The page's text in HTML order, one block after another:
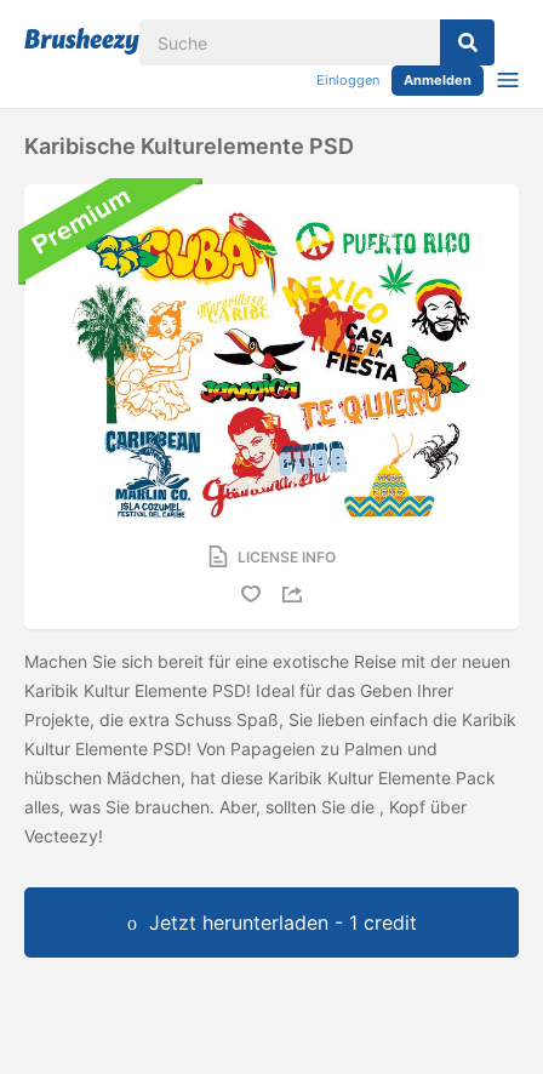
Einloggen Anmelden
Karibische Kulturelemente PSD
LICENSE INFO
Machen Sie sich bereit für eine exotische Reise mit der neuen
Karibik Kultur Elemente PSD! Ideal für das Geben Ihrer
Projekte, die extra Schuss Spaß, Sie lieben einfach die Karibik
Kultur Elemente PSD! Von Papageien zu Palmen und
hübschen Mädchen, hat diese Karibik Kultur Elemente Pack
alles, was Sie brauchen. Aber, sollten Sie die , Kopf über
Vecteezy!
Jetzt herunterladen - 1 credit